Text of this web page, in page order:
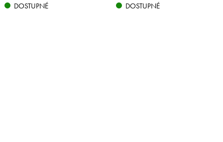
DOSTUPNÉ
DOSTUPNÉ